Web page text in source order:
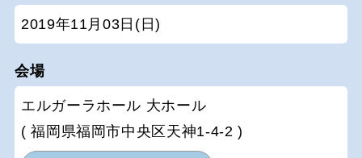
2019年11月03日(日)
会場
エルガーラホール 大ホール
( 福岡県福岡市中央区天神1-4-2 )